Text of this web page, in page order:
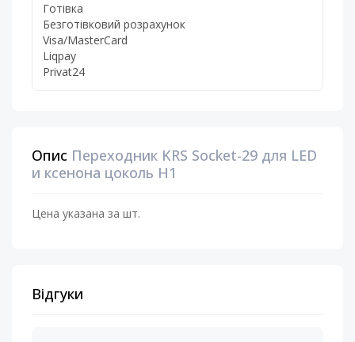
Готівка
Безготівковий розрахунок
Visa/MasterCard
Liqpay
Privat24
Опис Переходник KRS Socket-29 для LED
и ксенона цоколь Н1
Цена указана за шт.
Відгуки